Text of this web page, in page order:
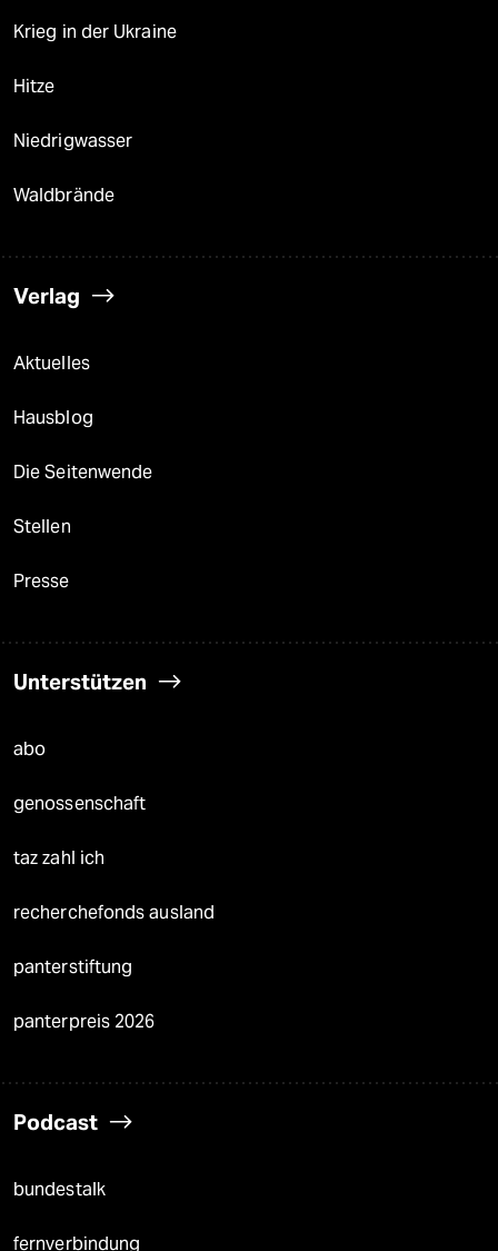
Krieg in der Ukraine
Hitze
Niedrigwasser
Waldbrände
Verlag
Aktuelles
Hausblog
Die Seitenwende
Stellen
Presse
Unterstützen
abo
genossenschaft
taz zahl ich
recherchefonds ausland
panterstiftung
panterpreis 2026
Podcast
bundestalk
fernverbindung